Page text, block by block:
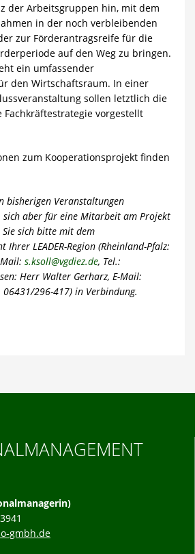
der Arbeitsgruppen hin, mit dem
in der noch verbleibenden
zur Förderantragsreife für die
auf den Weg zu bringen.
ein umfassender
den Wirtschaftsraum. In einer
sollen letztlich die
Fachkräftestrategie vorgestellt
zum Kooperationsprojekt finden
bisherigen Veranstaltungen
sich aber für eine Mitarbeit am Projekt
sich bitte mit dem
Ihrer LEADER-Region (Rheinland-Pfalz:
s.ksoll@vgdiez.de, Tel.:
Herr Walter Gerharz, E-Mail:
06431/296-417) in Verbindung.
gmbh.de